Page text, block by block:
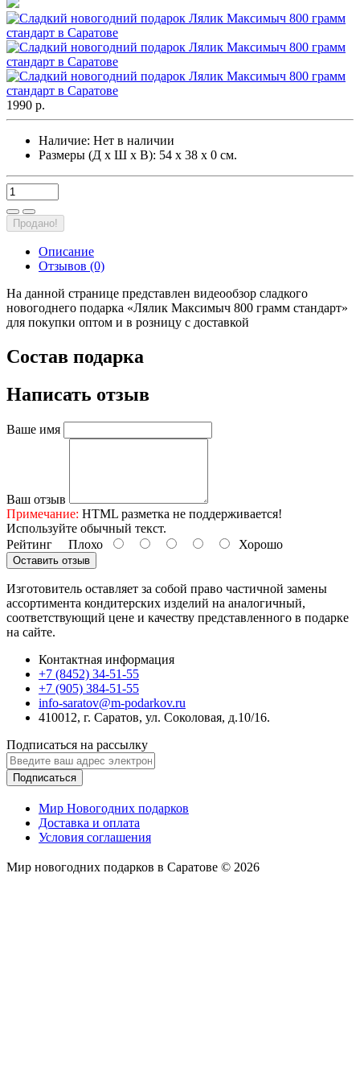
1990 р.
Наличие: Нет в наличии
Размеры (Д х Ш х В): 54 х 38 х 0 см.
Продано!
Описание
Отзывов (0)
На данной странице представлен видеообзор сладкого
новогоднего подарка «Лялик Максимыч 800 грамм стандарт»
для покупки оптом и в розницу с доставкой
Состав подарка
Написать отзыв
Ваше имя
Ваш отзыв
Примечание: HTML разметка не поддерживается!
Используйте обычный текст.
Рейтинг Плохо Хорошо
Оставить отзыв
Изготовитель оставляет за собой право частичной замены
ассортимента кондитерских изделий на аналогичный,
соответствующий цене и качеству представленного в подарке
на сайте.
Контактная информация
+7 (8452) 34-51-55
+7 (905) 384-51-55
info-saratov@m-podarkov.ru
410012, г. Саратов, ул. Соколовая, д.10/16.
Подписаться на рассылку
Подписаться
Мир Новогодних подарков
Доставка и оплата
Условия соглашения
Мир новогодних подарков в Саратове © 2026